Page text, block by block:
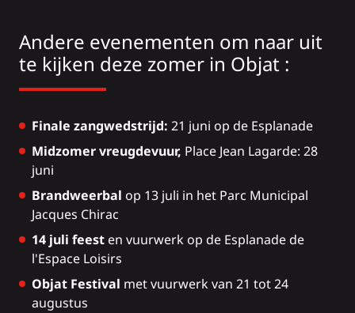
Andere evenementen om naar uit
te kijken deze zomer in Objat :
Finale zangwedstrijd: 21 juni op de Esplanade
Midzomer vreugdevuur, Place Jean Lagarde: 28
juni
Brandweerbal op 13 juli in het Parc Municipal
Jacques Chirac
14 juli feest en vuurwerk op de Esplanade de
l'Espace Loisirs
Objat Festival met vuurwerk van 21 tot 24
augustus